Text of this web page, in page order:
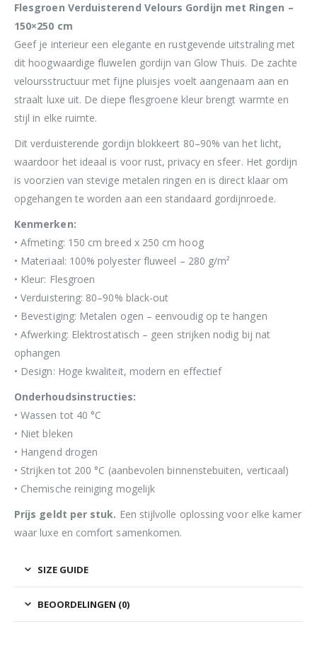
Flesgroen Verduisterend Velours Gordijn met Ringen –
150×250 cm
Geef je interieur een elegante en rustgevende uitstraling met
dit hoogwaardige fluwelen gordijn van Glow Thuis. De zachte
veloursstructuur met fijne pluisjes voelt aangenaam aan en
straalt luxe uit. De diepe flesgroene kleur brengt warmte en
stijl in elke ruimte.
Dit verduisterende gordijn blokkeert 80–90% van het licht,
waardoor het ideaal is voor rust, privacy en sfeer. Het gordijn
is voorzien van stevige metalen ringen en is direct klaar om
opgehangen te worden aan een standaard gordijnroede.
Kenmerken:
• Afmeting: 150 cm breed x 250 cm hoog
• Materiaal: 100% polyester fluweel – 280 g/m²
• Kleur: Flesgroen
• Verduistering: 80–90% black-out
• Bevestiging: Metalen ogen – eenvoudig op te hangen
• Afwerking: Elektrostatisch – geen strijken nodig bij nat
ophangen
• Design: Hoge kwaliteit, modern en effectief
Onderhoudsinstructies:
• Wassen tot 40 °C
• Niet bleken
• Hangend drogen
• Strijken tot 200 °C (aanbevolen binnenstebuiten, verticaal)
• Chemische reiniging mogelijk
Prijs geldt per stuk. Een stijlvolle oplossing voor elke kamer
waar luxe en comfort samenkomen.
SIZE GUIDE
BEOORDELINGEN (0)